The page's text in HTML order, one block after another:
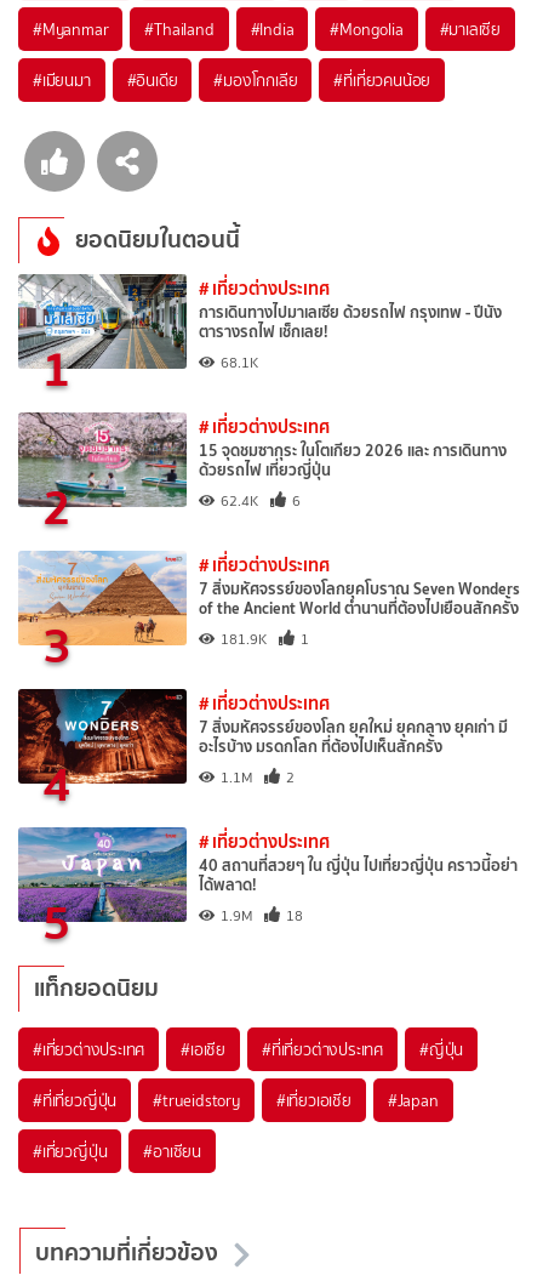
#Myanmar #Thailand #India #Mongolia #มาเลเซีย
#เมียนมา #อินเดีย #มองโกกเลีย #ที่เที่ยวคนน้อย
ยอดนิยมในตอนนี้
1
# เที่ยวต่างประเทศ
การเดินทางไปมาเลเซีย ด้วยรถไฟ กรุงเทพ - ปีนัง
ตารางรถไฟ เช็กเลย!
68.1K
2
# เที่ยวต่างประเทศ
15 จุดชมซากุระ ในโตเกียว 2026 และ การเดินทาง
ด้วยรถไฟ เที่ยวญี่ปุ่น
62.4K 6
3
# เที่ยวต่างประเทศ
7 สิ่งมหัศจรรย์ของโลกยุคโบราณ Seven Wonders
of the Ancient World ตำนานที่ต้องไปเยือนสักครั้ง
181.9K 1
4
# เที่ยวต่างประเทศ
7 สิ่งมหัศจรรย์ของโลก ยุคใหม่ ยุคกลาง ยุคเก่า มี
อะไรบ้าง มรดกโลก ที่ต้องไปเห็นสักครั้ง
1.1M 2
5
# เที่ยวต่างประเทศ
40 สถานที่สวยๆ ใน ญี่ปุ่น ไปเที่ยวญี่ปุ่น คราวนี้อย่า
ได้พลาด!
1.9M 18
แท็กยอดนิยม
#เที่ยวต่างประเทศ #เอเชีย #ที่เที่ยวต่างประเทศ #ญี่ปุ่น
#ที่เที่ยวญี่ปุ่น #trueidstory #เที่ยวเอเชีย #Japan
#เที่ยวญี่ปุ่น #อาเซียน
บทความที่เกี่ยวข้อง